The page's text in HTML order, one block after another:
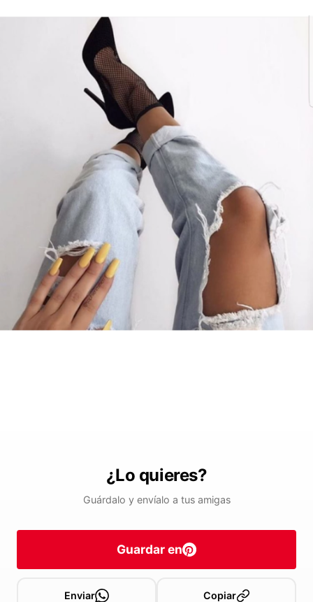
¿Lo quieres?
Guárdalo y envíalo a tus amigas
Guardar en
Enviar Copiar